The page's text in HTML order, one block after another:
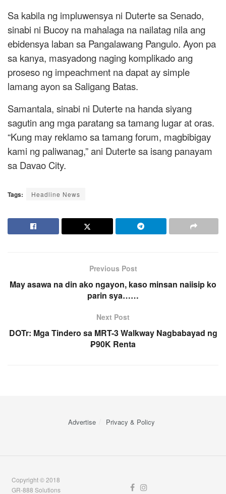
Sa kabila ng impluwensya ni Duterte sa Senado,
sinabi ni Bucoy na mahalaga na nailatag nila ang
ebidensya laban sa Pangalawang Pangulo. Ayon pa
sa kanya, masyadong naging komplikado ang
proseso ng impeachment na dapat ay simple
lamang ayon sa Saligang Batas.
Samantala, sinabi ni Duterte na handa siyang
sagutin ang mga paratang sa tamang lugar at oras.
“Kung may reklamo sa tamang forum, magbibigay
kami ng paliwanag,” ani Duterte sa isang panayam
sa Davao City.
Tags: Headline News
Previous Post
May asawa na din ako ngayon, kaso minsan naiisip ko
parin sya……
Next Post
DOTr: Mga Tindero sa MRT-3 Walkway Nagbabayad ng
₱90K Renta
Advertise Privacy & Policy
Copyright © 2018
GR-888 Solutions